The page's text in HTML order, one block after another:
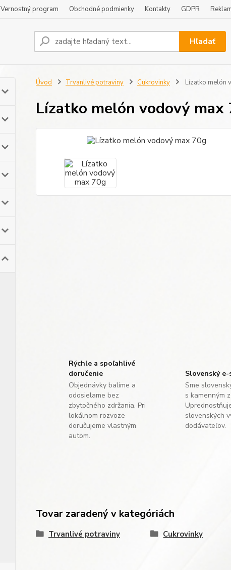
Vernostný program Obchodné podmienky Kontakty GDPR
Hľadať
Úvod Trvanlivé potraviny Cukrovinky Lízatko melón
Lízatko melón vodový max
Rýchle a spoľahlivé
doručenie
Objednávky balíme a
odosielame bez
zbytočného zdržania. Pri
lokálnom rozvoze
doručujeme vlastným
autom.
Slovenský e-
Sme
s kamenným
slovenských
dodávateľov.
Tovar zaradený v kategóriách
Trvanlivé potraviny Cukrovinky